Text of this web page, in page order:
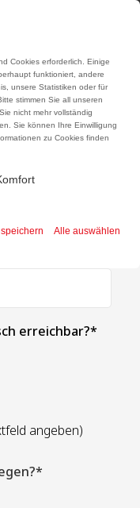
erreichbar?*
angeben)
Cookies erforderlich. Einige
funktioniert, andere
unsere Statistiken oder für
stimmen Sie all unseren
nicht mehr vollständig
Sie können Ihre Einwilligung
zu Cookies finden
Alle auswählen